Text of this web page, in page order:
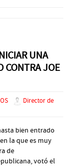
UNA
CONTRA JOE
Director de
bien entrado
la que es muy
de
votó el